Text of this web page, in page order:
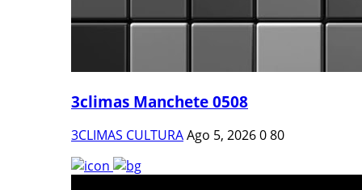
3climas Manchete 0508
3CLIMAS CULTURAAgo 5, 2026080